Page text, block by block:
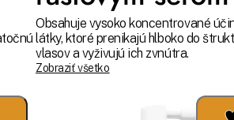
Obsahuje vysoko koncentrované
látky, ktoré prenikajú hlboko do
vlasov a vyživujú ich zvnútra.
Zobraziť všetko